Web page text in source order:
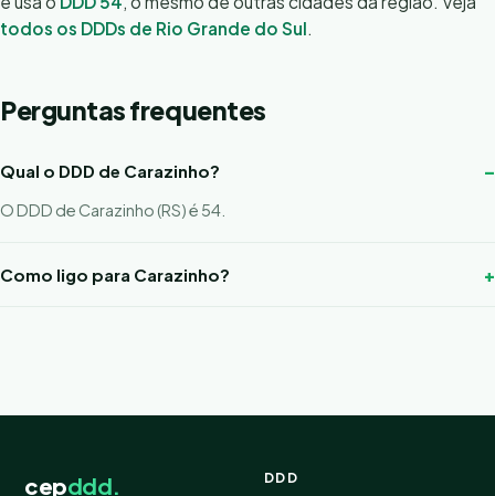
todos os DDDs de Rio Grande do Sul.
Perguntas frequentes
Qual o DDD de Carazinho?
O DDD de Carazinho (RS) é 54.
Como ligo para Carazinho?
cepddd. DDD